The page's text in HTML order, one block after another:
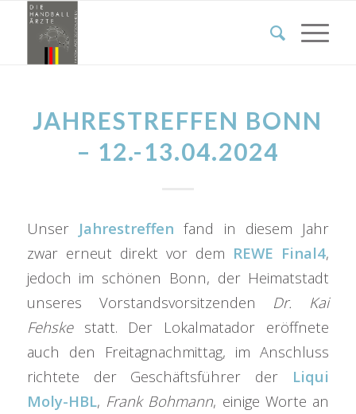
JAHRESTREFFEN BONN
– 12.-13.04.2024
Unser Jahrestreffen fand in diesem Jahr
zwar erneut direkt vor dem REWE Final4,
jedoch im schönen Bonn, der Heimatstadt
unseres Vorstandsvorsitzenden Dr. Kai
Fehskestatt. Der Lokalmatador eröffnete
auch den Freitagnachmittag, im Anschluss
richtete der Geschäftsführer der Liqui
Moly-HBL, Frank Bohmann, einige Worte an